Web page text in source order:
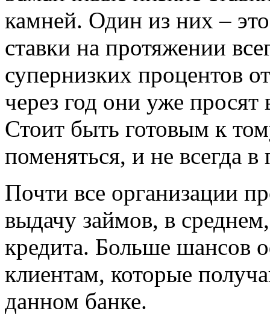
камней. Один из них –
ставки на протяжении
супернизких процентов
через год они уже
Стоит быть готовым к
поменяться, и не всегда
Почти все организации
выдачу займов, в
кредита. Больше шансов
клиентам, которые
данном банке.